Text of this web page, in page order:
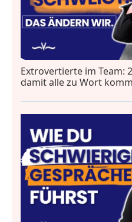
Extrovertierte im Team:
damit alle zu Wort